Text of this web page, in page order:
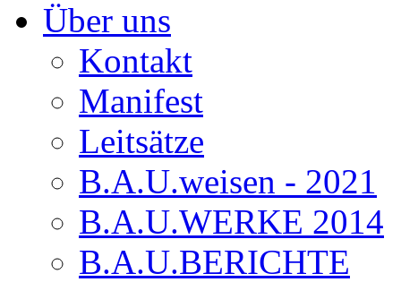
Über uns
Kontakt
Manifest
Leitsätze
B.A.U.weisen - 2021
B.A.U.WERKE 2014
B.A.U.BERICHTE